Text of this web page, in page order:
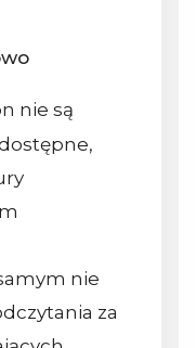
nie są
nie
za